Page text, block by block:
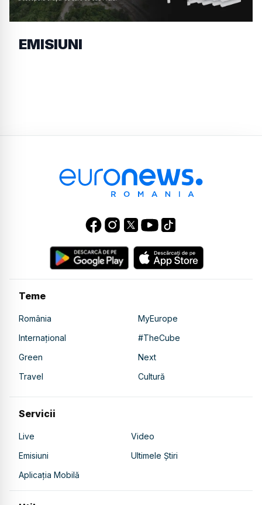
EMISIUNI
Teme
România
MyEurope
Internațional
#TheCube
Green
Next
Travel
Cultură
Servicii
Live
Video
Emisiuni
Ultimele Știri
Aplicația Mobilă